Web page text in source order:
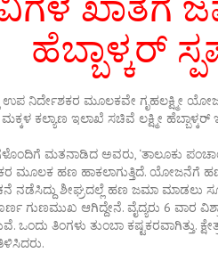
ಹೆಬ್ಬಾಳ್ಕರ್
ನಿರ್ದೇಶಕರ ಮೂಲಕವೇ ಗೃಹಲಕ್ಷ್ಮೀ
ಕಲ್ಯಾಣ ಇಲಾಖೆ ಸಚಿವೆ ಲಕ್ಷ್ಮೀ ಹೆಬ್ಬಾಳ್ಕರ್
ಮತನಾಡಿದ ಅವರು, ‘ತಾಲೂಕು
ಮೂಲಕ ಹಣ ಹಾಕಲಾಗುತ್ತಿದೆ. ಯೋಜನೆಗೆ
ಶೀಘ್ರದಲ್ಲೆ ಹಣ ಜಮಾ ಮಾಡಲು
ಆಗಿದ್ದೇನೆ. ವೈದ್ಯರು 6 ವಾರ
ತಿಂಗಳು ತುಂಬಾ ಕಷ್ಟಕರವಾಗಿತ್ತು.